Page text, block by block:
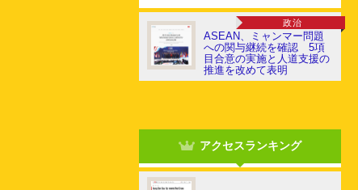
政治
ASEAN、ミャンマー問題
への関与継続を確認 5項
目合意の実施と人道支援の
推進を改めて表明
アクセスランキング